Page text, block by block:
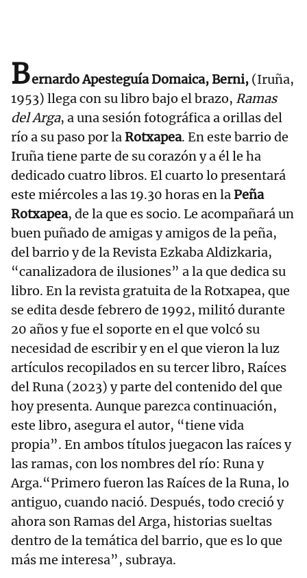
Bernardo Apesteguía Domaica, Berni, (Iruña,
1953) llega con su libro bajo el brazo, Ramas
del Arga, a una sesión fotográfica a orillas del
río a su paso por laRotxapea. En este barrio de
Iruña tiene parte de su corazón y a él le ha
dedicado cuatro libros. El cuarto lo presentará
este miércoles a las 19.30 horas en laPeña
Rotxapea, de la que es socio. Le acompañará un
buen puñado de amigas y amigos de la peña,
del barrio y de la Revista Ezkaba Aldizkaria,
“canalizadora de ilusiones” a la que dedica su
libro. En la revista gratuita de la Rotxapea, que
se edita desde febrero de 1992, militó durante
20 años y fue el soporte en el que volcó su
necesidad de escribir y en el que vieron la luz
artículos recopilados en su tercer libro, Raíces
del Runa (2023) y parte del contenido del que
hoy presenta. Aunque parezca continuación,
este libro, asegura el autor, “tiene vida
propia”. En ambos títulos juegacon las raíces y
las ramas, con los nombres del río: Runa y
Arga.“Primero fueron las Raíces de la Runa, lo
antiguo, cuando nació. Después, todo creció y
ahora son Ramas del Arga, historias sueltas
dentro de la temática del barrio, que es lo que
más me interesa”, subraya.